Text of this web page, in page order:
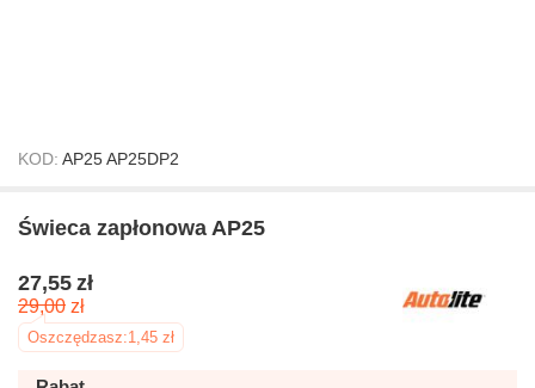
KOD: AP25 AP25DP2
Świeca zapłonowa AP25
27,55 zł
29,00 zł
Oszczędzasz:1,45 zł